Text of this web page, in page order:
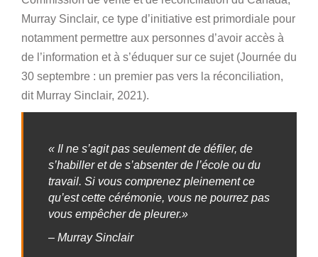
Murray Sinclair, ce type d’initiative est primordiale pour
notamment permettre aux personnes d’avoir accès à
de l’information et à s’éduquer sur ce sujet (Journée du
30 septembre : un premier pas vers la réconciliation,
dit Murray Sinclair, 2021).
« Il ne s’agit pas seulement de défiler, de
s’habiller et de s’absenter de l’école ou du
travail. Si vous comprenez pleinement ce
qu’est cette cérémonie, vous ne pourrez pas
vous empêcher de pleurer.»
– Murray Sinclair